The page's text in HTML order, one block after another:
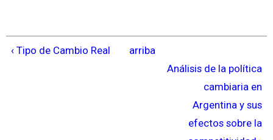
‹ Tipo de Cambio Real
arriba
Análisis de la política
cambiaria en
Argentina y sus
efectos sobre la